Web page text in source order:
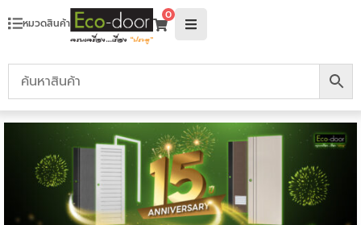
หมวดสินค้า
0